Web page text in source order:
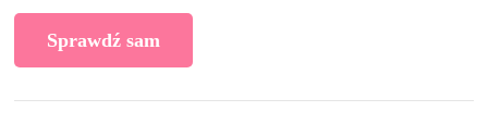
Sprawdź sam